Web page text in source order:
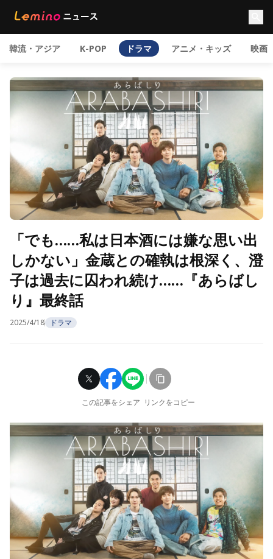
韓流・アジア K-POP ドラマ アニメ・キッズ 映画
「でも……私は日本酒には嫌な思い出
しかない」金蔵との確執は根深く、澄
子は過去に囚われ続け……『あらばし
り』最終話
2025/4/18 ドラマ
この記事をシェア リンクをコピー